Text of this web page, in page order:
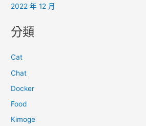
2022 年 12 月
分類
Cat
Chat
Docker
Food
Kimoge